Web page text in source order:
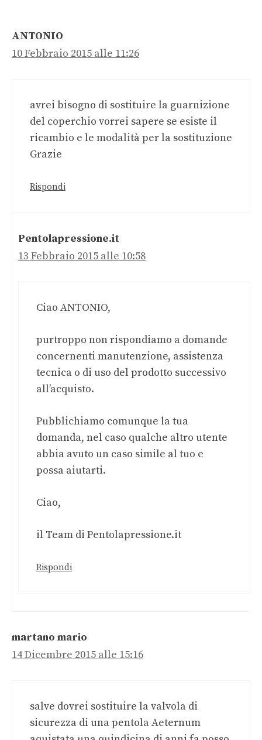
ANTONIO
10 Febbraio 2015 alle 11:26
avrei bisogno di sostituire la guarnizione
del coperchio vorrei sapere se esiste il
ricambio e le modalità per la sostituzione
Grazie
Rispondi
Pentolapressione.it
13 Febbraio 2015 alle 10:58
Ciao ANTONIO,
purtroppo non rispondiamo a domande
concernenti manutenzione, assistenza
tecnica o di uso del prodotto successivo
all’acquisto.
Pubblichiamo comunque la tua
domanda, nel caso qualche altro utente
abbia avuto un caso simile al tuo e
possa aiutarti.
Ciao,
il Team di Pentolapressione.it
Rispondi
martano mario
14 Dicembre 2015 alle 15:16
salve dovrei sostituire la valvola di
sicurezza di una pentola Aeternum